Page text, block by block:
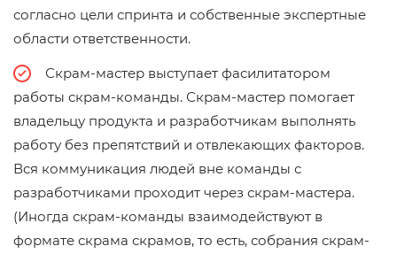
согласно цели спринта и собственные экспертные
области ответственности.
Скрам-мастер выступает фасилитатором
работы скрам-команды. Скрам-мастер помогает
владельцу продукта и разработчикам выполнять
работу без препятствий и отвлекающих факторов.
Вся коммуникация людей вне команды с
разработчиками проходит через скрам-мастера.
(Иногда скрам-команды взаимодействуют в
формате скрама скрамов, то есть, собрания скрам-